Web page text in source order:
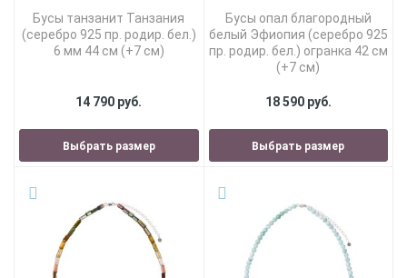
Бусы танзанит Танзания
(серебро 925 пр. родир. бел.)
6 мм 44 см (+7 см)
14 790 руб.
Выбрать размер
Бусы опал благородный
белый Эфиопия (серебро 925
пр. родир. бел.) огранка 42 см
(+7 см)
18 590 руб.
Выбрать размер